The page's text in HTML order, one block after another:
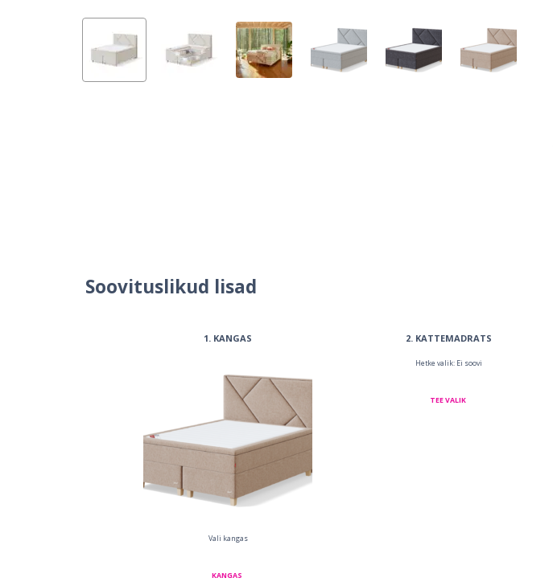
Soovituslikud lisad
1 KANGAS
Vali kangas
KANGAS
2 KATTEMADRATS
Hetke valik: Ei soovi
TEE VALIK